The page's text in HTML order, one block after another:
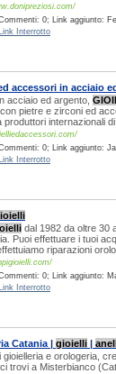
0; Link aggiunto:
Interrotto
accessori in acciaio
acciaio ed argento,
pietre e zirconi ed
produttori internazionali
0; Link aggiunto:
Interrotto
dal 1982 da oltre 30
Puoi effettuare i tuoi
riparazioni
0; Link aggiunto:
Interrotto
Catania | gioielli |
gioielleria e orologeria,
, ci trovi a Misterbianco